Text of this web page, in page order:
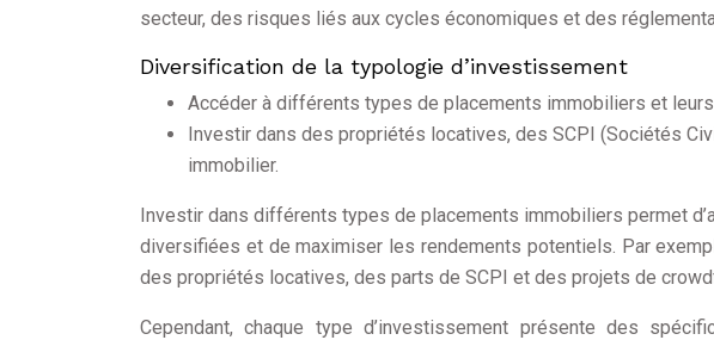
secteur, des risques liés aux cycles économiques et des
Diversification de la typologie d’investissement
Accéder à différents types de placements immobiliers et
Investir dans des propriétés locatives, des SCPI (Sociétés
immobilier.
Investir dans différents types de placements immobiliers permet
diversifiées et de maximiser les rendements potentiels. Par
des propriétés locatives, des parts de SCPI et des projets de
Cependant, chaque type d’investissement présente des